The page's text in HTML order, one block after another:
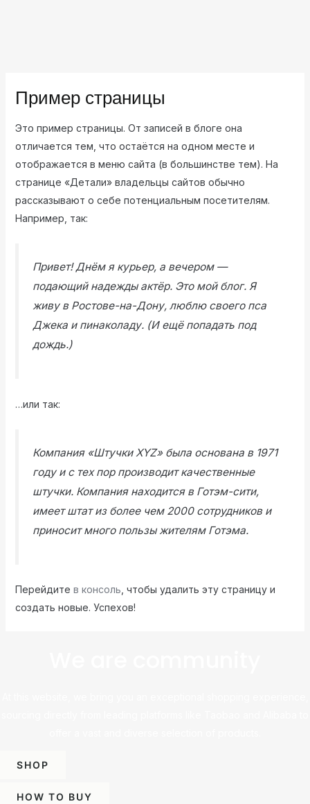
Пример страницы
Это пример страницы. От записей в блоге она
отличается тем, что остаётся на одном месте и
отображается в меню сайта (в большинстве тем). На
странице «Детали» владельцы сайтов обычно
рассказывают о себе потенциальным посетителям.
Например, так:
Привет! Днём я курьер, а вечером —
подающий надежды актёр. Это мой блог. Я
живу в Ростове-на-Дону, люблю своего пса
Джека и пинаколаду. (И ещё попадать под
дождь.)
…или так:
Компания «Штучки XYZ» была основана в 1971
году и с тех пор производит качественные
штучки. Компания находится в Готэм-сити,
имеет штат из более чем 2000 сотрудников и
приносит много пользы жителям Готэма.
Перейдите в консоль , чтобы удалить эту страницу и
создать новые. Успехов!
SHOP
HOW TO BUY